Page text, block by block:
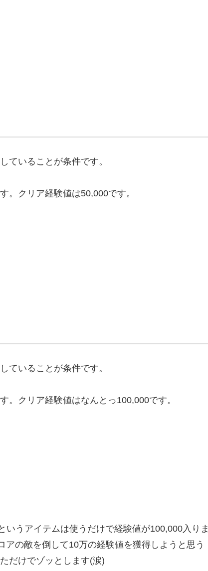
ていることが条件です。
。クリア経験値は50,000です。
ていることが条件です。
。クリア経験値はなんとっ100,000です。
うアイテムは使うだけで経験値が100,000入りま
の敵を倒して10万の経験値を獲得しようと思う
だけでゾッとします(涙)